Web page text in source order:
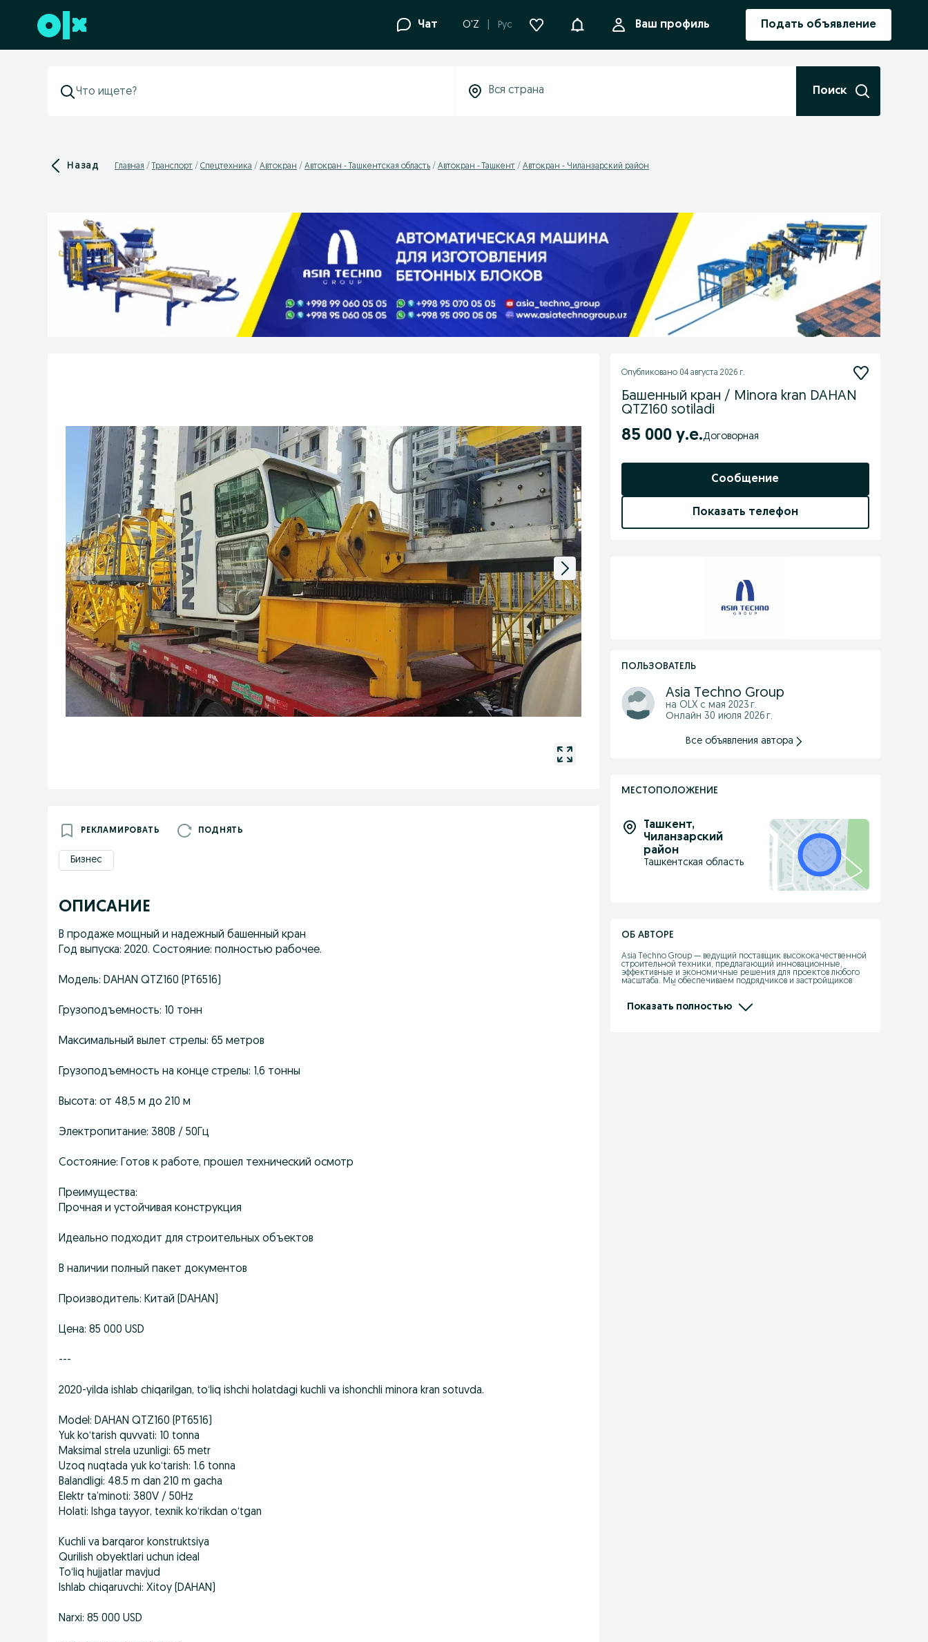
Перейти к нижнему колонтитулу Чат O'Z Рус УведомленияВаш профиль Подать объявление
Поиск
Назад Главная Транспорт Спецтехника Автокран Автокран - Ташкентская область Автокран - Ташкент Автокран - Чиланзарский район
РЕКЛАМИРОВАТЬ ПОДНЯТЬ
Бизнес
ОПИСАНИЕ
В продаже мощный и надежный башенный кран
Год выпуска: 2020. Состояние: полностью рабочее.
Модель: DAHAN QTZ160 (PT6516)
Грузоподъемность: 10 тонн
Максимальный вылет стрелы: 65 метров
Грузоподъемность на конце стрелы: 1,6 тонны
Высота: от 48,5 м до 210 м
Электропитание: 380В / 50Гц
Состояние: Готов к работе, прошел технический осмотр
Преимущества:
Прочная и устойчивая конструкция
Идеально подходит для строительных объектов
В наличии полный пакет документов
Производитель: Китай (DAHAN)
Цена: 85 000 USD
---
2020-yilda ishlab chiqarilgan, to‘liq ishchi holatdagi kuchli va ishonchli minora kran sotuvda.
Model: DAHAN QTZ160 (PT6516)
Yuk ko‘tarish quvvati: 10 tonna
Maksimal strela uzunligi: 65 metr
Uzoq nuqtada yuk ko‘tarish: 1.6 tonna
Balandligi: 48.5 m dan 210 m gacha
Elektr ta’minoti: 380V / 50Hz
Holati: Ishga tayyor, texnik ko‘rikdan o‘tgan
Kuchli va barqaror konstruktsiya
Qurilish obyektlari uchun ideal
To‘liq hujjatlar mavjud
Ishlab chiqaruvchi: Xitoy (DAHAN)
Narxi: 85 000 USD
Опубликовано 04 августа 2026 г.
Башенный кран / Minora kran DAHAN
QTZ160 sotiladi
85 000 у.е. Договорная
Сообщение
Показать телефон
ПОЛЬЗОВАТЕЛЬ
Asia Techno Group
на OLX с мая 2023 г.
Онлайн 30 июля 2026 г.
Все объявления автора
МЕСТОПОЛОЖЕНИЕ
Ташкент,
Чиланзарский
район
Ташкентская область
ОБ АВТОРЕ
Asia Techno Group — ведущий поставщик высококачественной
строительной техники, предлагающий инновационные,
эффективные и экономичные решения для проектов любого
масштаба. Мы обеспечиваем подрядчиков и застройщиков
Показать полностью